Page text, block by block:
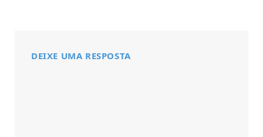
DEIXE UMA RESPOSTA